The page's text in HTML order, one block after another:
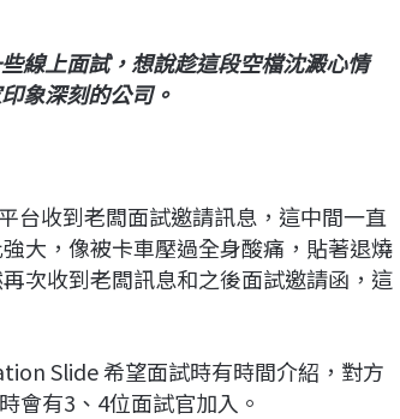
線上面試，想說趁這段空檔沈澱心情
象深刻的公司。
台收到老闆面試邀請訊息，這中間一直
大，像被卡車壓過全身酸痛，貼著退燒
次收到老闆訊息和之後面試邀請函，這
Slide 希望面試時有時間介紹，對方
會有3、4位面試官加入。